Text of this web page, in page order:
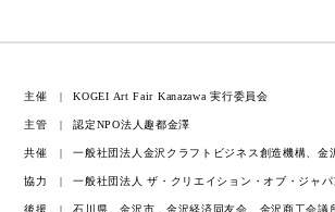
主催 KOGEI Art Fair Kanazawa 実行委員会
主管 認定NPO法人趣都金澤
共催 一般社団法人金沢クラフトビジネス創造機構、金
協力 一般社団法人 ザ・クリエイション・オブ・ジャ
後援
石川県、金沢市、金沢経済同友会、金沢商工会議